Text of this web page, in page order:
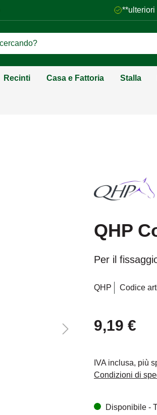
**ulteriori
Recinti Casa e Fattoria Stalla
QHP
Per il
QHP Codice
9,19 €
IVA inclusa, più
Condizioni di
Disponibile -